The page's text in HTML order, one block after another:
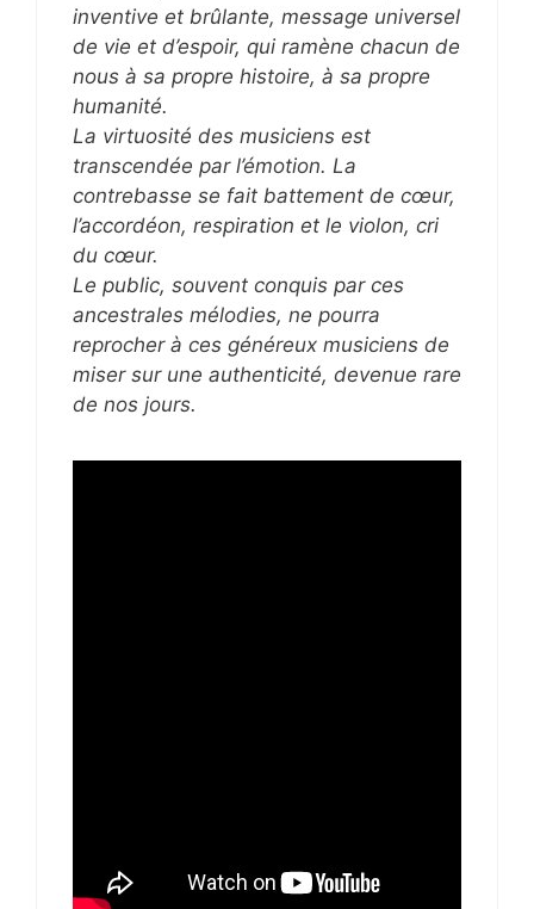
inventive et brûlante, message universel
de vie et d’espoir, qui ramène chacun de
nous à sa propre histoire, à sa propre
humanité.
La virtuosité des musiciens est
transcendée par l’émotion. La
contrebasse se fait battement de cœur,
l’accordéon, respiration et le violon, cri
du cœur.
Le public, souvent conquis par ces
ancestrales mélodies, ne pourra
reprocher à ces généreux musiciens de
miser sur une authenticité, devenue rare
de nos jours.